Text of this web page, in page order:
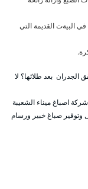
في البيةت القديمة التي
الجدران بعد طلائها؟ لا
اصباغ ميناء الشعيبة
وتوفير صباغ خبير ورسام